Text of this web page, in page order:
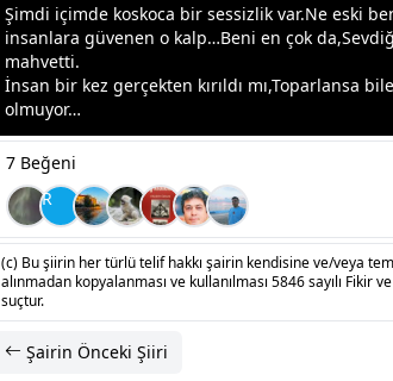
Şimdi içimde koskoca bir sessizlik var.Ne eski
insanlara güvenen o kalp…Beni en çok
mahvetti.
İnsan bir kez gerçekten kırıldı mı,Toparlansa
olmuyor…
7 Beğeni
R
(c) Bu şiirin her türlü telif hakkı şairin kendisine ve/veya
alınmadan kopyalanması ve kullanılması 5846 sayılı Fikir
suçtur.
Şairin Önceki Şiiri